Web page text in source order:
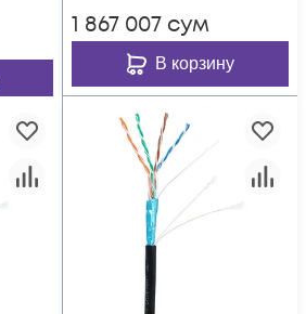
тросом, черный,
1 867 007 сум
В корзину